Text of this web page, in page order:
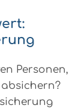
Personen,